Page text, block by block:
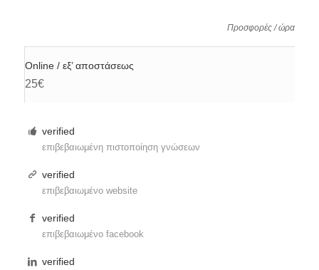
Προσφορές / ώρα
Online / εξ’ αποστάσεως
25€
verified
επιβεβαιωμένη πιστοποίηση γνώσεων
verified
επιβεβαιωμένο website
verified
επιβεβαιωμένο facebook
verified